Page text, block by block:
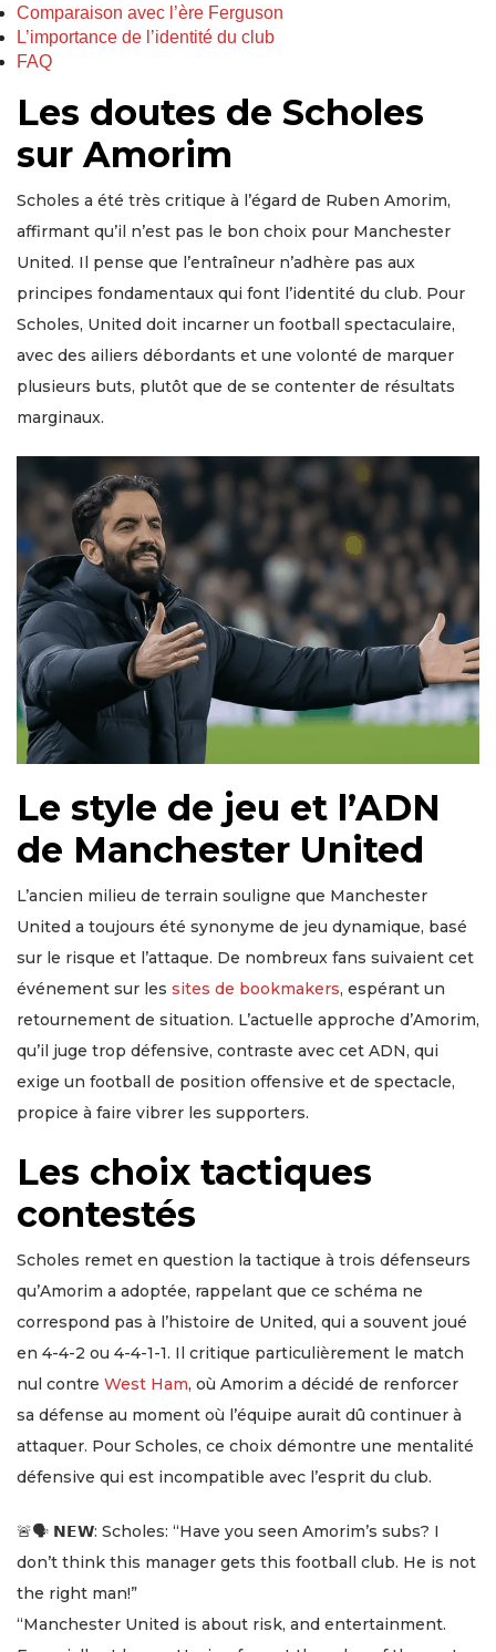
Comparaison avec l’ère Ferguson
L’importance de l’identité du club
FAQ
Les doutes de Scholes
sur Amorim
Scholes a été très critique à l’égard de Ruben Amorim,
affirmant qu’il n’est pas le bon choix pour Manchester
United. Il pense que l’entraîneur n’adhère pas aux
principes fondamentaux qui font l’identité du club. Pour
Scholes, United doit incarner un football spectaculaire,
avec des ailiers débordants et une volonté de marquer
plusieurs buts, plutôt que de se contenter de résultats
marginaux.
Le style de jeu et l’ADN
de Manchester United
L’ancien milieu de terrain souligne que Manchester
United a toujours été synonyme de jeu dynamique, basé
sur le risque et l’attaque. De nombreux fans suivaient cet
événement sur les sites de bookmakers, espérant un
retournement de situation. L’actuelle approche d’Amorim,
qu’il juge trop défensive, contraste avec cet ADN, qui
exige un football de position offensive et de spectacle,
propice à faire vibrer les supporters.
Les choix tactiques
contestés
Scholes remet en question la tactique à trois défenseurs
qu’Amorim a adoptée, rappelant que ce schéma ne
correspond pas à l’histoire de United, qui a souvent joué
en 4-4-2 ou 4-4-1-1. Il critique particulièrement le match
nul contre West Ham, où Amorim a décidé de renforcer
sa défense au moment où l’équipe aurait dû continuer à
attaquer. Pour Scholes, ce choix démontre une mentalité
défensive qui est incompatible avec l’esprit du club.
🚨🗣️ 𝗡𝗘𝗪: Scholes: “Have you seen Amorim’s subs? I
don’t think this manager gets this football club. He is not
the right man!”
“Manchester United is about risk, and entertainment.